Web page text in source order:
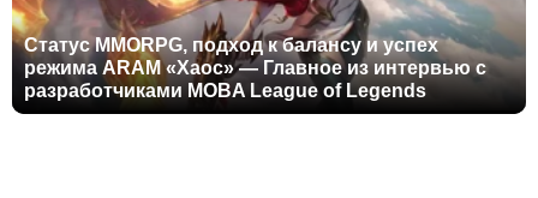
Статус MMORPG, подход к балансу и успех
режима ARAM «Хаос» — Главное из интервью с
разработчиками MOBA League of Legends